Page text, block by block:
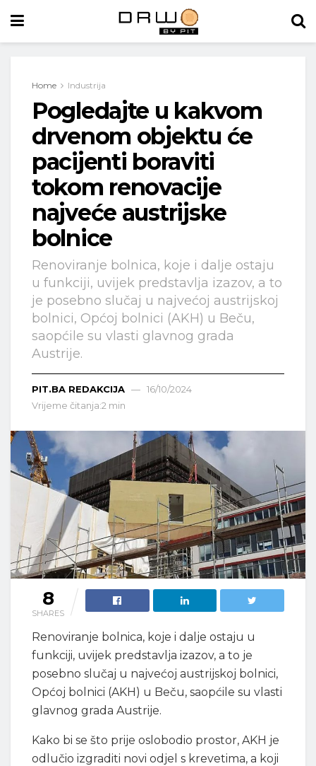
Home Industrija
Pogledajte u kakvom
drvenom objektu će
pacijenti boraviti
tokom renovacije
najveće austrijske
bolnice
Renoviranje bolnica, koje i dalje ostaju
u funkciji, uvijek predstavlja izazov, a to
je posebno slučaj u najvećoj austrijskoj
bolnici, Općoj bolnici (AKH) u Beču,
saopćile su vlasti glavnog grada
Austrije.
PIT.BA REDAKCIJA
16/10/2024
Vrijeme čitanja:2 min
8
SHARES
Renoviranje bolnica, koje i dalje ostaju u
funkciji, uvijek predstavlja izazov, a to je
posebno slučaj u najvećoj austrijskoj bolnici,
Općoj bolnici (AKH) u Beču, saopćile su vlasti
glavnog grada Austrije.
Kako bi se što prije oslobodio prostor, AKH je
odlučio izgraditi novi odjel s krevetima, a koji